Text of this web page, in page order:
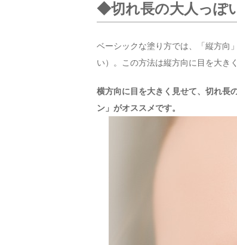
◆切れ長の大人っぽ
ベーシックな塗り方では、「縦方向
い）。この方法は縦方向に目を大き
横方向に目を大きく見せて、切れ長
ン」がオススメです。